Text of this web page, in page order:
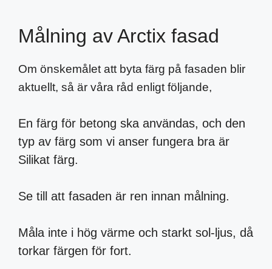
Målning av Arctix fasad
Om önskemålet att byta färg på fasaden blir
aktuellt, så är våra råd enligt följande,
En färg för betong ska användas, och den
typ av färg som vi anser fungera bra är
Silikat färg.
Se till att fasaden är ren innan målning.
Måla inte i hög värme och starkt sol-ljus, då
torkar färgen för fort.